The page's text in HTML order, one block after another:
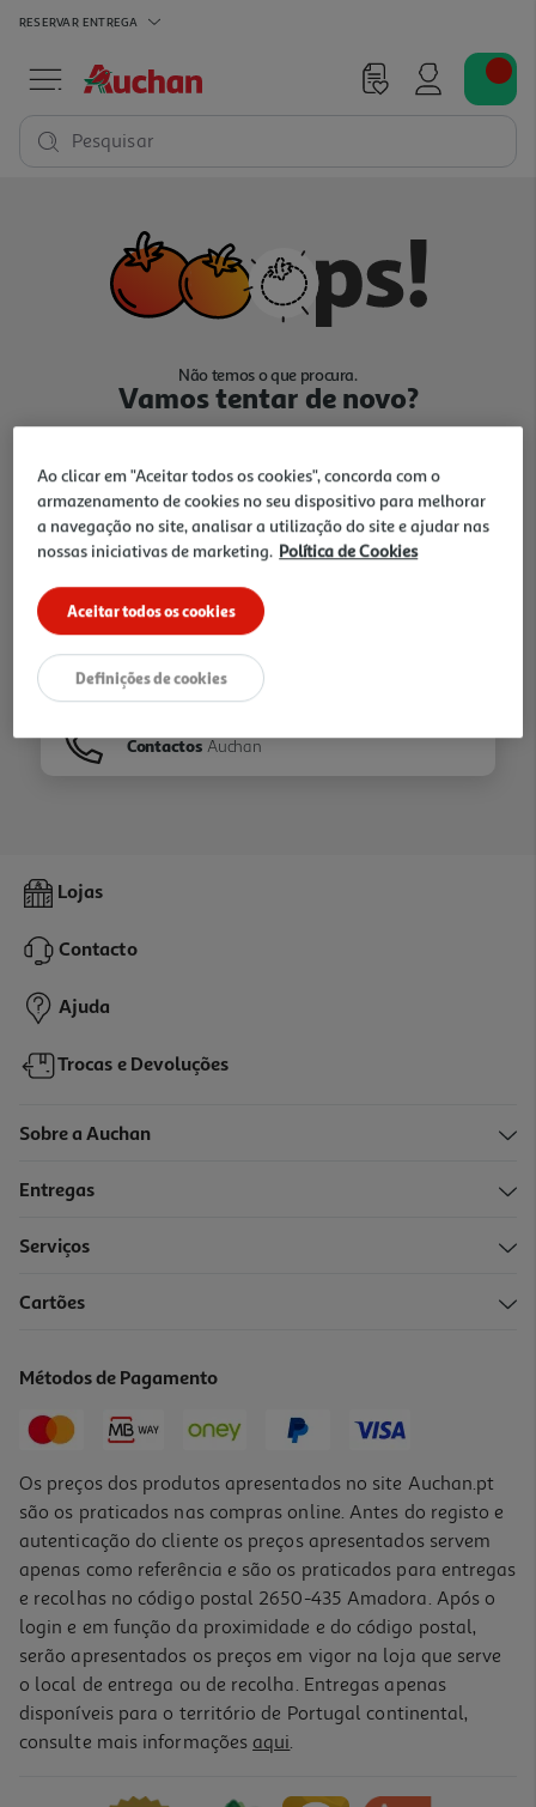
RESERVAR ENTREGA
Pesquisar
Não temos o que procura.
Vamos tentar de novo?
Ir para Homepage
Folhetos
Contactos Auchan
Lojas
Contacto
Ajuda
Trocas e Devoluções
Sobre a Auchan
Entregas
Serviços
Cartões
Métodos de Pagamento
Os preços dos produtos apresentados no site Auchan.pt
são os praticados nas compras online. Antes do registo e
autenticação do cliente os preços apresentados servem
apenas como referência e são os praticados para entregas
e recolhas no código postal 2650-435 Amadora. Após o
login e em função da proximidade e do código postal,
serão apresentados os preços em vigor na loja que serve
o local de entrega ou de recolha. Entregas apenas
disponíveis para o território de Portugal continental,
consulte mais informações aqui.
Ao clicar em "Aceitar todos os cookies", concorda com o
armazenamento de cookies no seu dispositivo para melhorar
a navegação no site, analisar a utilização do site e ajudar nas
nossas iniciativas de marketing. Política de Cookies
Aceitar todos os cookies
Definições de cookies